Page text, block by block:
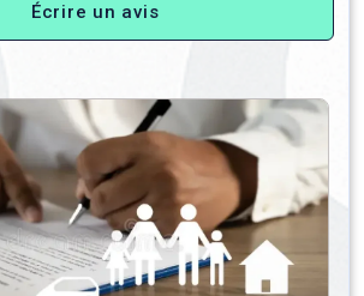
Écrire un avis